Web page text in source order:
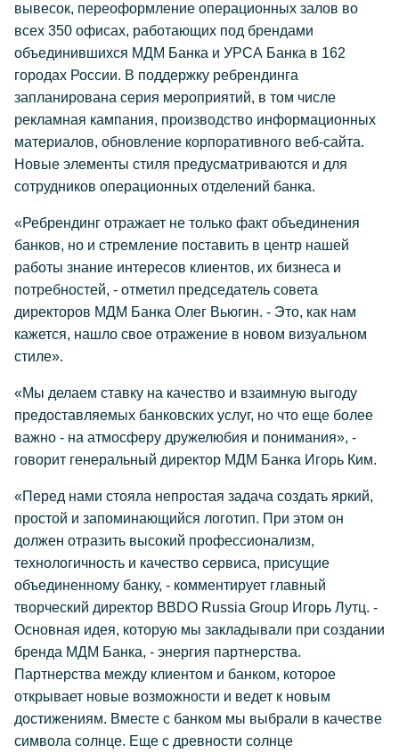
вывесок, переоформление операционных залов во
всех 350 офисах, работающих под брендами
объединившихся МДМ Банка и УРСА Банка в 162
городах России. В поддержку ребрендинга
запланирована серия мероприятий, в том числе
рекламная кампания, производство информационных
материалов, обновление корпоративного веб-сайта.
Новые элементы стиля предусматриваются и для
сотрудников операционных отделений банка.
«Ребрендинг отражает не только факт объединения
банков, но и стремление поставить в центр нашей
работы знание интересов клиентов, их бизнеса и
потребностей, - отметил председатель совета
директоров МДМ Банка Олег Вьюгин. - Это, как нам
кажется, нашло свое отражение в новом визуальном
стиле».
«Мы делаем ставку на качество и взаимную выгоду
предоставляемых банковских услуг, но что еще более
важно - на атмосферу дружелюбия и понимания», -
говорит генеральный директор МДМ Банка Игорь Ким.
«Перед нами стояла непростая задача создать яркий,
простой и запоминающийся логотип. При этом он
должен отразить высокий профессионализм,
технологичность и качество сервиса, присущие
объединенному банку, - комментирует главный
творческий директор BBDO Russia Group Игорь Лутц. -
Основная идея, которую мы закладывали при создании
бренда МДМ Банка, - энергия партнерства.
Партнерства между клиентом и банком, которое
открывает новые возможности и ведет к новым
достижениям. Вместе с банком мы выбрали в качестве
символа солнце. Еще с древности солнце